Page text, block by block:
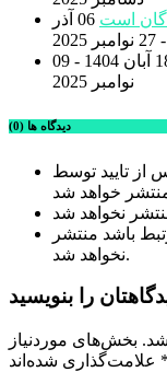
است
06 آذر
18 آبان 1404 - 09
نوامبر 2025
دیدگاه ها (0)
از تایید توسط
باشد منتشر
نخواهد شد.
را بنویسید
بخش‌های موردنیاز
*